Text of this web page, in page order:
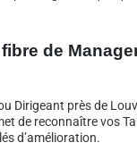
de
Dirigeant près de
de reconnaître vos
d’amélioration.